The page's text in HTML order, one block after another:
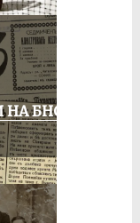
НА БНСФ